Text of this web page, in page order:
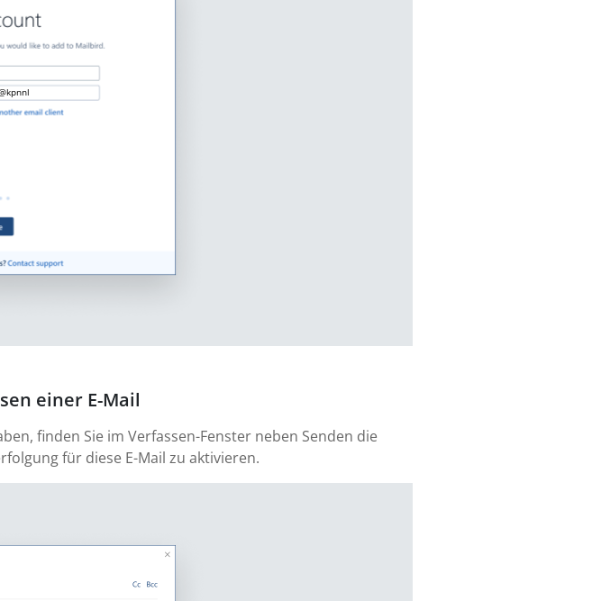
einer E-Mail
finden Sie im Verfassen-Fenster neben Senden die
für diese E-Mail zu aktivieren.